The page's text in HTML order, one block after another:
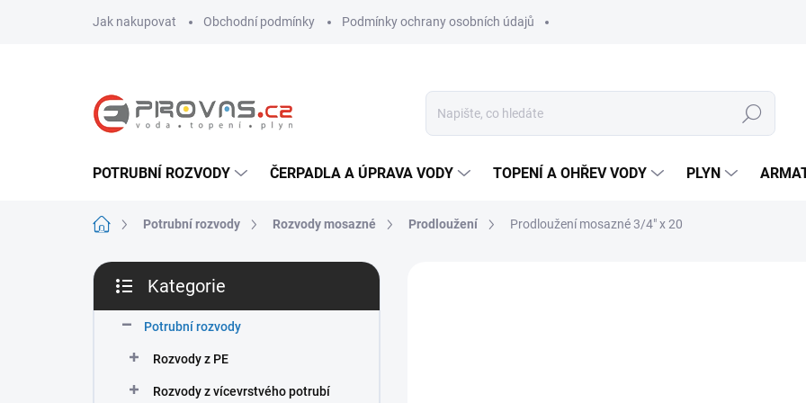
Jak nakupovat Obchodní podmínky Podmínky ochrany osobních údajů
Hledat
POTRUBNÍ ROZVODY ČERPADLA A ÚPRAVA VODY TOPENÍ A OHŘEV VODY PLYN
Domů Potrubní rozvody Rozvody mosazné Prodloužení Prodloužení mosazné 3/4" x 20
P
s
kategorie
Kategorie
Potrubní rozvody
Rozvody z PE
Rozvody z vícevrstvého potrubí